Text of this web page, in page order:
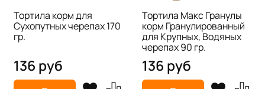
Тортила корм для
Сухопутных черепах 170
гр.
136 руб
Тортила Макс Гранулы
корм Гранулированный
для Крупных, Водяных
черепах 90 гр.
136 руб